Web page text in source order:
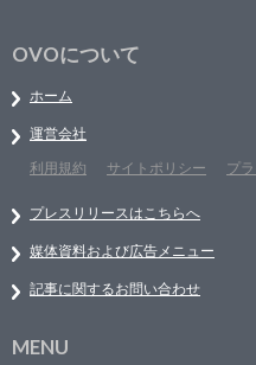
OVOについて
ホーム
運営会社
利用規約
サイトポリシー プ
プレスリリースはこちらへ
媒体資料および広告メニュー
記事に関するお問い合わせ
MENU